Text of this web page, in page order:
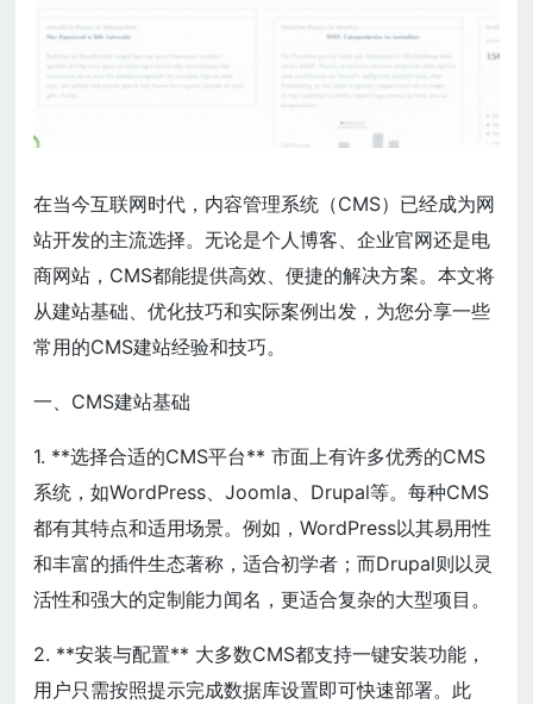
在当今互联网时代，内容管理系统（CMS）已经成为网
站开发的主流选择。无论是个人博客、企业官网还是电
商网站，CMS都能提供高效、便捷的解决方案。本文将
从建站基础、优化技巧和实际案例出发，为您分享一些
常用的CMS建站经验和技巧。
一、CMS建站基础
1. **选择合适的CMS平台** 市面上有许多优秀的CMS
系统，如WordPress、Joomla、Drupal等。每种CMS
都有其特点和适用场景。例如，WordPress以其易用性
和丰富的插件生态著称，适合初学者；而Drupal则以灵
活性和强大的定制能力闻名，更适合复杂的大型项目。
2. **安装与配置** 大多数CMS都支持一键安装功能，
用户只需按照提示完成数据库设置即可快速部署。此